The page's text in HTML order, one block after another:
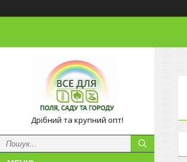
Дрібний та крупний опт!